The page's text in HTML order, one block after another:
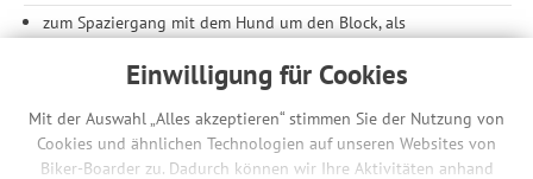
Einwilligung für Cookies
Mit der Auswahl „Alles akzeptieren“ stimmen Sie der Nutzung von
Cookies und ähnlichen Technologien auf unseren Websites von
Biker-Boarder zu. Dadurch können wir Ihre Aktivitäten anhand
zum Spaziergang mit dem Hund um den Block, als
in die Berge
dicke Schicht Intuition-Schaumstoff im Fußbett
griffige Außensohle und Cinch-Schnürung
Lieferumfang